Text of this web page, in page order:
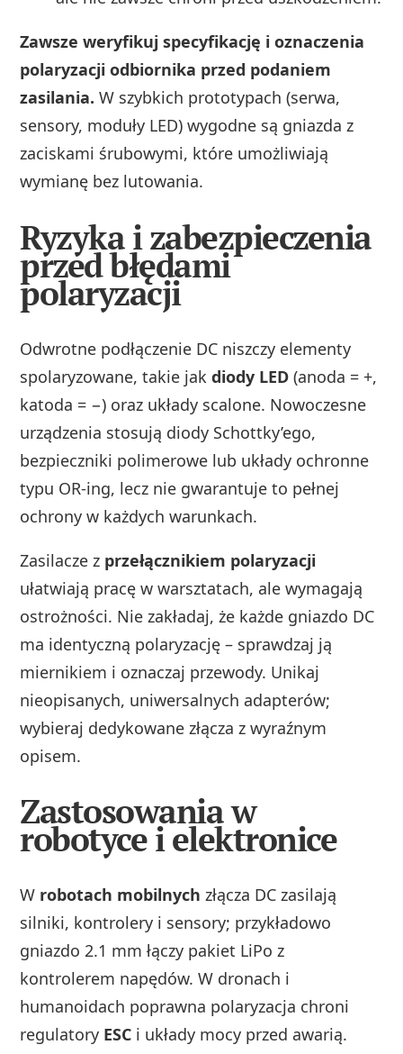
Zawsze weryfikuj specyfikację i oznaczenia
polaryzacji odbiornika przed podaniem
zasilania. W szybkich prototypach (serwa,
sensory, moduły LED) wygodne są gniazda z
zaciskami śrubowymi, które umożliwiają
wymianę bez lutowania.
Ryzyka i zabezpieczenia
przed błędami
polaryzacji
Odwrotne podłączenie DC niszczy elementy
spolaryzowane, takie jakdiody LED (anoda = +,
katoda = −) oraz układy scalone. Nowoczesne
urządzenia stosują diody Schottky’ego,
bezpieczniki polimerowe lub układy ochronne
typu OR-ing, lecz nie gwarantuje to pełnej
ochrony w każdych warunkach.
Zasilacze z przełącznikiem polaryzacji
ułatwiają pracę w warsztatach, ale wymagają
ostrożności. Nie zakładaj, że każde gniazdo DC
ma identyczną polaryzację – sprawdzaj ją
miernikiem i oznaczaj przewody. Unikaj
nieopisanych, uniwersalnych adapterów;
wybieraj dedykowane złącza z wyraźnym
opisem.
Zastosowania w
robotyce i elektronice
W robotach mobilnych złącza DC zasilają
silniki, kontrolery i sensory; przykładowo
gniazdo 2.1 mm łączy pakiet LiPo z
kontrolerem napędów. W dronach i
humanoidach poprawna polaryzacja chroni
regulatory ESC i układy mocy przed awarią.